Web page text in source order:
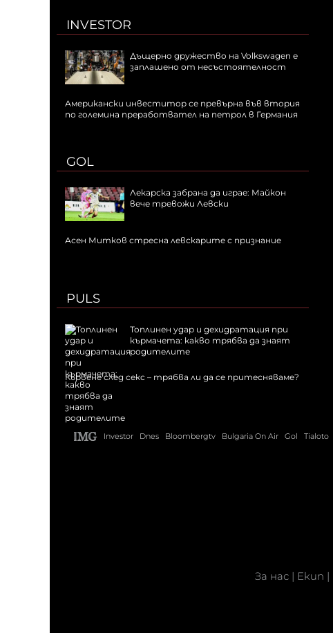
INVESTOR
Дъщерно дружество на Volkswagen е
заплашено от несъстоятелност
Американски инвеститор се превърна във втория
по големина преработвател на петрол в Германия
GOL
Лекарска забрана да играе: Майкон
вече тревожи Левски
Асен Митков стресна левскарите с признание
PULS
Топлинен удар и дехидратация при
кърмачета: какво трябва да знаят
родителите
Кървене след секс – трябва ли да се притесняваме?
Investor Dnes Bloombergtv Bulgaria On Air Gol Tialoto
За нас| Екип |